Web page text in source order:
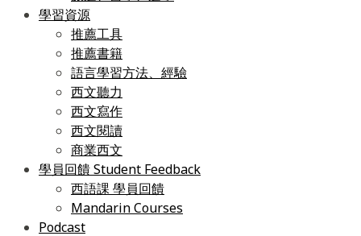
學習資源
推薦工具
推薦書籍
語言學習方法、經驗
西文聽力
西文寫作
西文閱讀
商業西文
學員回饋 Student Feedback
西語課 學員回饋
Mandarin Courses
Podcast